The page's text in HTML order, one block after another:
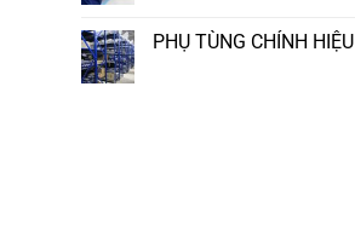
PHỤ TÙNG CHÍNH HIỆU